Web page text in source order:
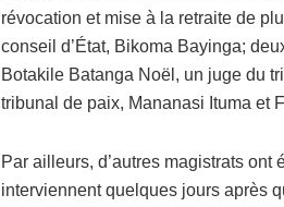
révocation et mise à la retraite de
conseil d’État, Bikoma Bayinga;
Botakile Batanga Noël, un juge du
tribunal de paix, Mananasi Ituma et
Par ailleurs, d’autres magistrats
interviennent quelques jours après